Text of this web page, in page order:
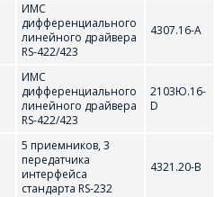
MAX207EEWG
MAX232EESE
MAX3226EAE
ИМС
дифференциального
линейного драйвера
RS-422/423
4307.16-А
ИМС
дифференциального
линейного драйвера
RS-422/423
2103Ю.16-
D
5 приемников, 3
передатчика
интерфейса
стандарта RS-232
4321.20-В